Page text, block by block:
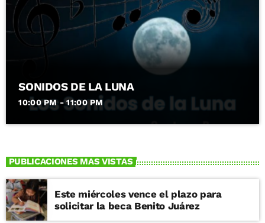
SONIDOS DE LA LUNA
10:00 PM - 11:00 PM
PUBLICACIONES MAS VISTAS
Este miércoles vence el plazo para
solicitar la beca Benito Juárez